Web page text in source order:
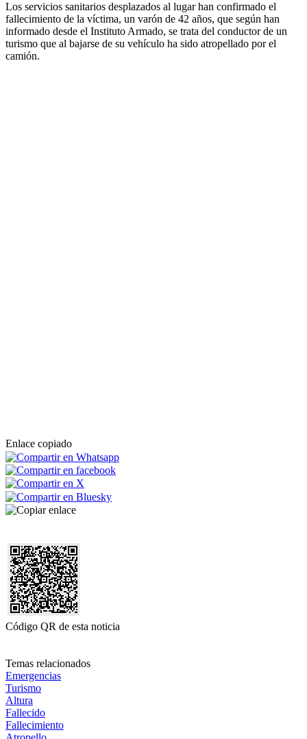
Los servicios sanitarios desplazados al lugar han confirmado el
fallecimiento de la víctima, un varón de 42 años, que según han
informado desde el Instituto Armado, se trata del conductor de un
turismo que al bajarse de su vehículo ha sido atropellado por el
camión.
Enlace copiado
Código QR de esta noticia
Temas relacionados
Emergencias
Turismo
Altura
Fallecido
Fallecimiento